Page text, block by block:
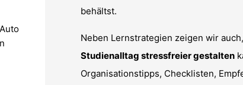
behältst.
Neben Lernstrategien zeigen wir
Studienalltag stressfreier gestalten
Organisationstipps, Checklisten,